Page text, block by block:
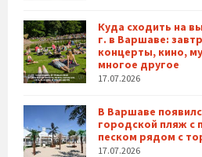
Куда сходить на
г. в Варшаве:
концерты, кино,
многое другое
17.07.2026
В Варшаве
городской пляж с
песком рядом с
17.07.2026